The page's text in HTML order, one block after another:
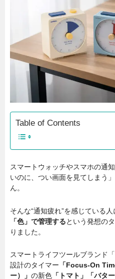
Table of Contents
スマートウォッチやスマホの通
いのに、つい画面を見てしまう
ん。
そんな“通知疲れ”を感じている
「色」で管理するという発想の
りました。
スマートライフツールブランド
設計のタイマー 「Focus-On
ー）」 の新色 「トマト」「バター